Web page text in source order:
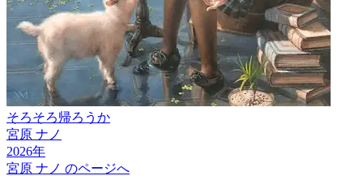
そろそろ帰ろうか
宮原 ナノ
2026年
宮原 ナノ のページへ